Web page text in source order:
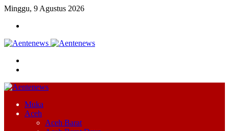
Minggu, 9 Agustus 2026
Muka
Aceh
Aceh Barat